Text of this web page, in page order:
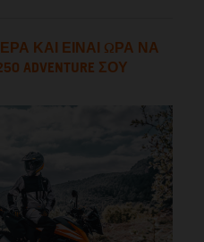
ΚΑΙ ΕΙΝΑΙ ΩΡΑ ΝΑ
ADVENTURE ΣΟΥ